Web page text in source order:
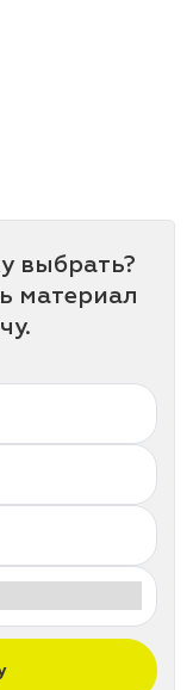
выбрать?
материал